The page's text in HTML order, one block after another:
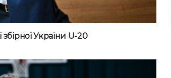
збірної України U-20